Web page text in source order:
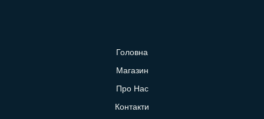
Головна
Магазин
Про Нас
Контакти